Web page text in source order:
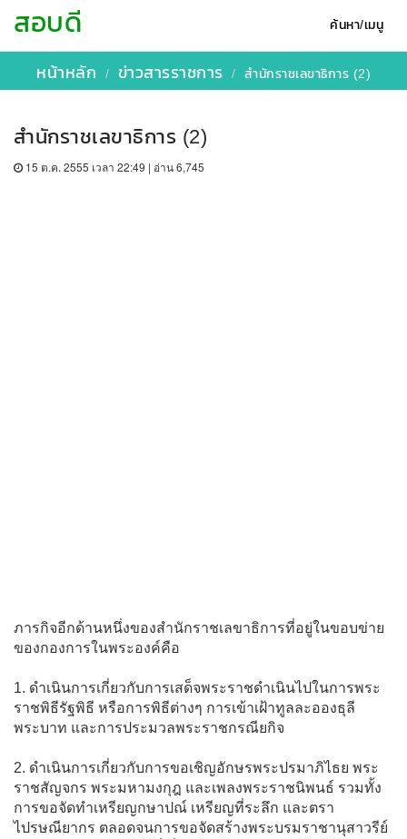
ค้นหา/เมนู
สอบดี
หน้าหลัก ข่าวสารราชการ สำนักราชเลขาธิการ (2)
สำนักราชเลขาธิการ (2)
15 ต.ค. 2555 เวลา 22:49 | อ่าน 6,745
ภารกิจอีกด้านหนึ่งของสำนักราชเลขาธิการที่อยู่ในขอบข่าย
ของกองการในพระองค์คือ
1. ดําเนินการเกี่ยวกับการเสด็จพระราชดําเนินไปในการพระ
ราชพิธีรัฐพิธี หรือการพิธีต่างๆ การเข้าเฝ้าทูลละอองธุลี
พระบาท และการประมวลพระราชกรณียกิจ
2. ดําเนินการเกี่ยวกับการขอเชิญอักษรพระปรมาภิไธย พระ
ราชสัญจกร พระมหามงกุฎ และเพลงพระราชนิพนธ์ รวมทั้ง
การขอจัดทําเหรียญกษาปณ์ เหรียญที่ระลึก และตรา
ไปรษณียากร ตลอดจนการขอจัดสร้างพระบรมราชานุสาวรีย์